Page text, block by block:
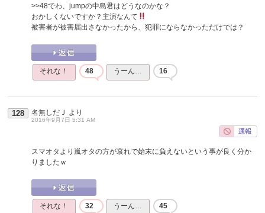
>>48でわ、jumpの中島君はどうなのかな？
おかしくないですか？主演なんて
被害者が被害届出さなかったから、犯罪にならなかっただけでは？
それな！ 48 うーん… 16
128 名無しだＪ より
2016年9月7日 5:31 AM
スマオタより嵐オタの方が哀れで始末に負えないという事が良く分か
りましたｗ
それな！ 32 うーん… 45